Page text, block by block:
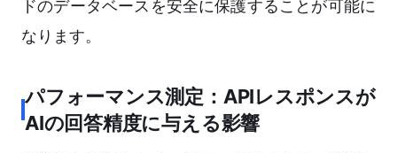
ドのデータベースを安全に保護することが可能に
なります。
パフォーマンス測定：APIレスポンスが
AIの回答精度に与える影響